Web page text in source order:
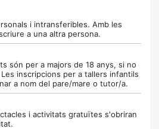
i intransferibles. Amb les
a una altra persona.
són per a majors de 18 anys, si no
inscripcions per a tallers infantils
a nom del pare/mare o tutor/a.
i activitats gratuïtes s'obriran